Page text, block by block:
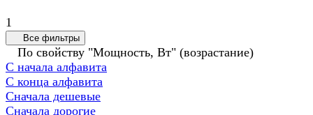
1
Все фильтры
По свойству "Мощность, Вт" (возрастание)
С начала алфавита
С конца алфавита
Сначала дешевые
Сначала дорогие